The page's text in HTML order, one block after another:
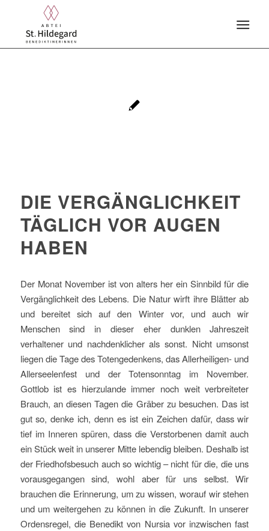
DIE VERGÄNGLICHKEIT
TÄGLICH VOR AUGEN
HABEN
Der Monat November ist von alters her ein Sinnbild für die
Vergänglichkeit des Lebens. Die Natur wirft ihre Blätter ab
und bereitet sich auf den Winter vor, und auch wir
Menschen sind in dieser eher dunklen Jahreszeit
verhaltener und nachdenklicher als sonst. Nicht umsonst
liegen die Tage des Totengedenkens, das Allerheiligen- und
Allerseelenfest und der Totensonntag im November.
Gottlob ist es hierzulande immer noch weit verbreiteter
Brauch, an diesen Tagen die Gräber zu besuchen. Das ist
gut so, denke ich, denn es ist ein Zeichen dafür, dass wir
tief im Inneren spüren, dass die Verstorbenen damit auch
ein Stück weit in unserer Mitte lebendig bleiben. Deshalb ist
der Friedhofsbesuch auch so wichtig – nicht für die, die uns
vorausgegangen sind, wohl aber für uns selbst. Wir
brauchen die Erinnerung, um zu wissen, worauf wir stehen
und um weitergehen zu können in die Zukunft. In unserer
Ordensregel, die Benedikt von Nursia vor inzwischen fast